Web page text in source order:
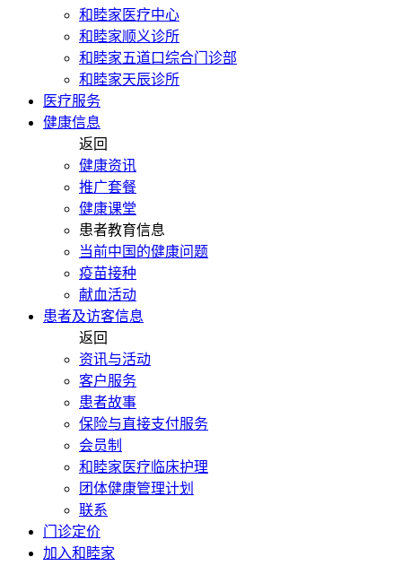
和睦家医疗中心
和睦家顺义诊所
和睦家五道口综合门诊部
和睦家天辰诊所
医疗服务
健康信息
返回
健康资讯
推广套餐
健康课堂
患者教育信息
当前中国的健康问题
疫苗接种
献血活动
患者及访客信息
返回
资讯与活动
客户服务
患者故事
保险与直接支付服务
会员制
和睦家医疗临床护理
团体健康管理计划
联系
门诊定价
加入和睦家